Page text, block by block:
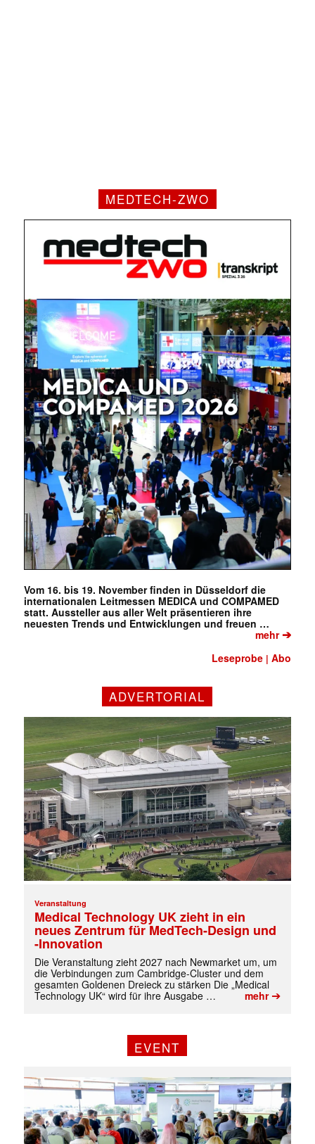
MEDTECH-ZWO
Vom 16. bis 19. November finden in Düsseldorf die
internationalen Leitmessen MEDICA und COMPAMED
statt. Aussteller aus aller Welt präsentieren ihre
neuesten Trends und Entwicklungen und freuen …
mehr➔
Leseprobe |Abo
ADVERTORIAL
Veranstaltung
Medical Technology UK zieht in ein
neues Zentrum für MedTech-Design und
-Innovation
Die Veranstaltung zieht 2027 nach Newmarket um, um
die Verbindungen zum Cambridge-Cluster und dem
gesamten Goldenen Dreieck zu stärken Die „Medical
Technology UK“ wird für ihre Ausgabe …
mehr➔
EVENT